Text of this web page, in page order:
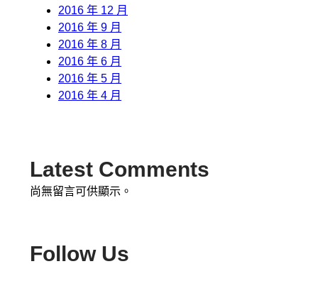
2016 年 12 月
2016 年 9 月
2016 年 8 月
2016 年 6 月
2016 年 5 月
2016 年 4 月
Latest Comments
尚無留言可供顯示。
Follow Us